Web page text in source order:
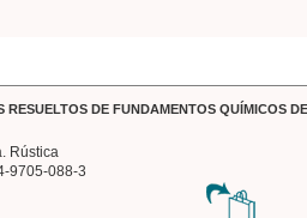
RESUELTOS DE FUNDAMENTOS QUÍMICOS
Rústica
9705-088-3